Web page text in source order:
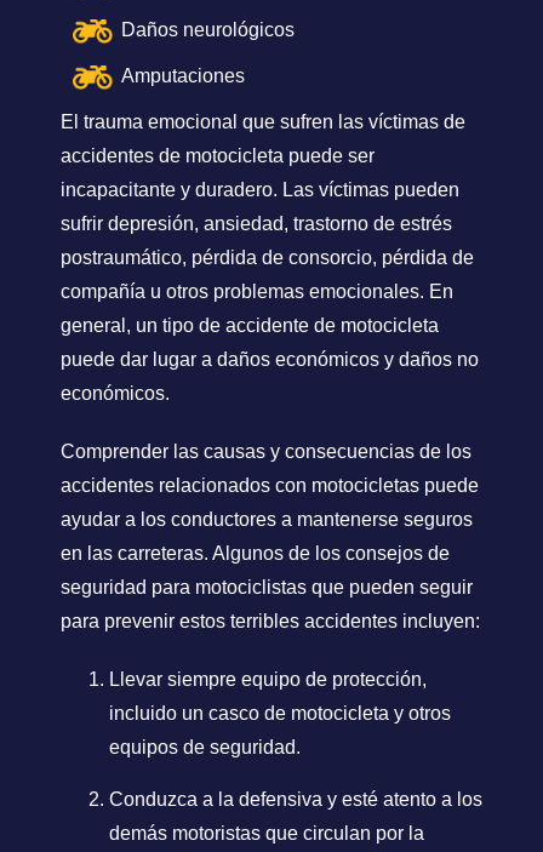
Daños neurológicos
Amputaciones
El trauma emocional que sufren las víctimas de
accidentes de motocicleta puede ser
incapacitante y duradero. Las víctimas pueden
sufrir depresión, ansiedad, trastorno de estrés
postraumático, pérdida de consorcio, pérdida de
compañía u otros problemas emocionales. En
general, un tipo de accidente de motocicleta
puede dar lugar a daños económicos y daños no
económicos.
Comprender las causas y consecuencias de los
accidentes relacionados con motocicletas puede
ayudar a los conductores a mantenerse seguros
en las carreteras. Algunos de los consejos de
seguridad para motociclistas que pueden seguir
para prevenir estos terribles accidentes incluyen:
Llevar siempre equipo de protección,
incluido un casco de motocicleta y otros
equipos de seguridad.
Conduzca a la defensiva y esté atento a los
demás motoristas que circulan por la